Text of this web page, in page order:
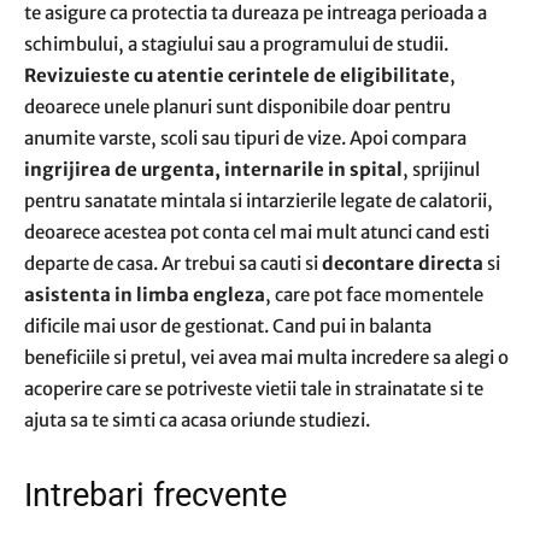
te asigure ca protectia ta dureaza pe intreaga perioada a
schimbului, a stagiului sau a programului de studii.
Revizuieste cu atentie cerintele de eligibilitate,
deoarece unele planuri sunt disponibile doar pentru
anumite varste, scoli sau tipuri de vize. Apoi compara
ingrijirea de urgenta, internarile in spital, sprijinul
pentru sanatate mintala si intarzierile legate de calatorii,
deoarece acestea pot conta cel mai mult atunci cand esti
departe de casa. Ar trebui sa cauti sidecontare directa si
asistenta in limba engleza, care pot face momentele
dificile mai usor de gestionat. Cand pui in balanta
beneficiile si pretul, vei avea mai multa incredere sa alegi o
acoperire care se potriveste vietii tale in strainatate si te
ajuta sa te simti ca acasa oriunde studiezi.
Intrebari frecvente